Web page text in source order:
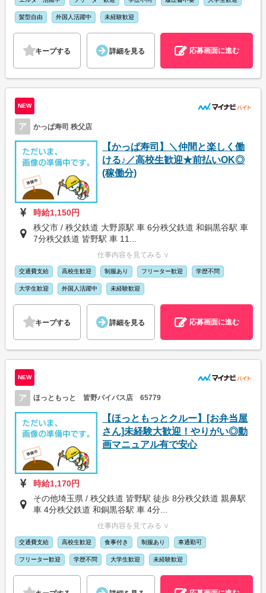
髪型自由 外国人活躍中 未経験歓迎
キープする 詳細を見る 応募画面に進む
NEW
ア かっぱ寿司 秩父店
【かっぱ寿司】＼仲間と楽しく働
ける♪／高校生歓迎★前払いOK◎
(稼働分)
時給1,150円
秩父市 / 秩父鉄道 大野原駅 車 6分秩父鉄道 和銅黒谷駅 車
7分秩父鉄道 皆野駅 車 11...
仕事内容を見てみる ∨
交通費支給 高校生歓迎 制服あり フリーター歓迎 学歴不問
大学生歓迎 外国人活躍中 未経験歓迎
キープする 詳細を見る 応募画面に進む
NEW
ア ほっともっと 皆野バイパス店 65779
【ほっともっとクルー】[お弁当屋
さん]未経験大歓迎！やりがい◎動
画マニュアル有で安心
時給1,170円
その他埼玉県 / 秩父鉄道 皆野駅 徒歩 8分秩父鉄道 親鼻駅
車 4分秩父鉄道 和銅黒谷駅 車 4分...
仕事内容を見てみる ∨
交通費支給 高校生歓迎 食事付き 制服あり 車通勤可
フリーター歓迎 学歴不問 大学生歓迎 未経験歓迎